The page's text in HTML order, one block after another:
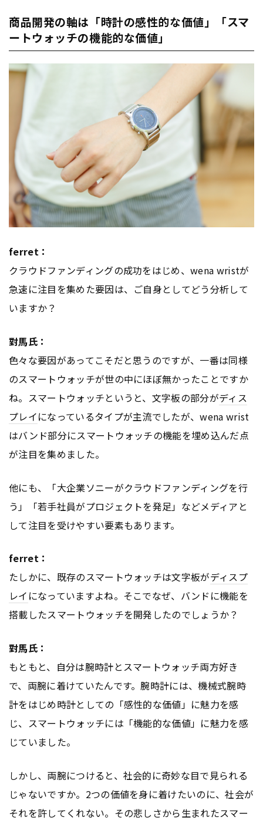
商品開発の軸は「時計の感性的な価値」「スマ
ートウォッチの機能的な価値」
ferret：
クラウドファンディングの成功をはじめ、wena wristが
急速に注目を集めた要因は、ご自身としてどう分析して
いますか？
對馬氏：
色々な要因があってこそだと思うのですが、一番は同様
のスマートウォッチが世の中にほぼ無かったことですか
ね。スマートウォッチというと、文字板の部分がディス
プレイになっているタイプが主流でしたが、wena wrist
はバンド部分にスマートウォッチの機能を埋め込んだ点
が注目を集めました。
他にも、「大企業ソニーがクラウドファンディングを行
う」「若手社員がプロジェクトを発足」などメディアと
して注目を受けやすい要素もあります。
ferret：
たしかに、既存のスマートウォッチは文字板がディスプ
レイ になっていますよね。そこでなぜ、バンドに機能を
搭載したスマートウォッチを開発したのでしょうか？
對馬氏：
もともと、自分は腕時計とスマートウォッチ両方好き
で、両腕に着けていたんです。腕時計には、機械式腕時
計をはじめ時計としての「感性的な価値」に魅力を感
じ、スマートウォッチには「機能的な価値」に魅力を感
じていました。
しかし、両腕につけると、社会的に奇妙な目で見られる
じゃないですか。2つの価値を身に着けたいのに、社会が
それを許してくれない。その悲しさから生まれたスマー